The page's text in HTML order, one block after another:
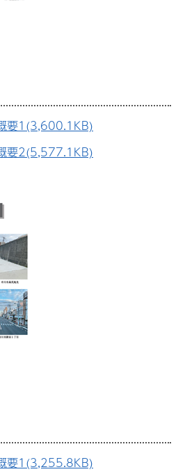
要1(3,600.1KB)
要2(5,577.1KB)
要1(3,255.8KB)